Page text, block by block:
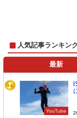
人気記事ランキン
最新
1
YouTube